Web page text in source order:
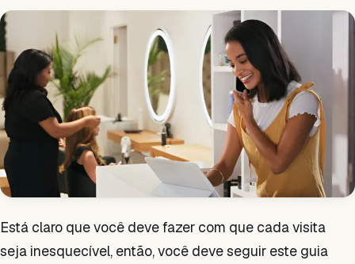
Está claro que você deve fazer com que cada visita
seja inesquecível, então, você deve seguir este guia